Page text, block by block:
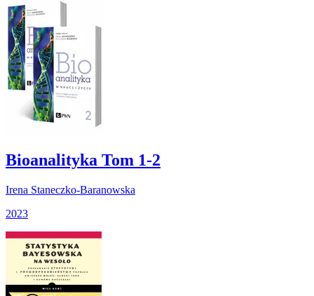
Bioanalityka Tom 1-2
Irena Staneczko-Baranowska
2023